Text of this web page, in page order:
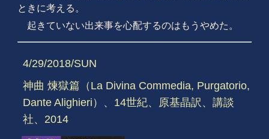
ときに考える。
起きていない出来事を心配するのはもうやめた。
4/29/2018/SUN
神曲 煉獄篇（La Divina Commedia, Purgatorio,
Dante Alighieri）、14世紀、原基晶訳、講談
社、2014